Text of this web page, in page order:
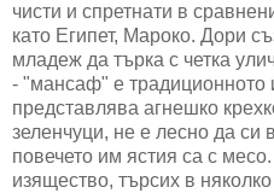
чисти и спретнати в
като Египет, Мароко. Дори
младеж да търка с четка
- "мансаф" е традиционното
представлява агнешко
зеленчуци, не е лесно да си
повечето им ястия са с
изящество, търсих в